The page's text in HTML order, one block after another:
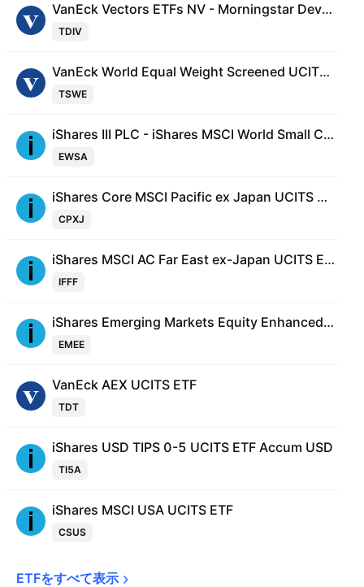
VanEck Vectors ETFs NV - Morningstar Dev. Mrkts. Div. Ldrs.
TDIV
VanEck World Equal Weight Screened UCITS ETF
TSWE
iShares III PLC - iShares MSCI World Small Cap CTB Enhanced ESG UCITS ETF Accum Shs USD
EWSA
iShares Core MSCI Pacific ex Japan UCITS ETF
CPXJ
iShares MSCI AC Far East ex-Japan UCITS ETF
IFFF
iShares Emerging Markets Equity Enhanced Active UCITS ETF
EMEE
VanEck AEX UCITS ETF
TDT
iShares USD TIPS 0-5 UCITS ETF Accum USD
TI5A
iShares MSCI USA UCITS ETF
CSUS
ETFをすべて表示